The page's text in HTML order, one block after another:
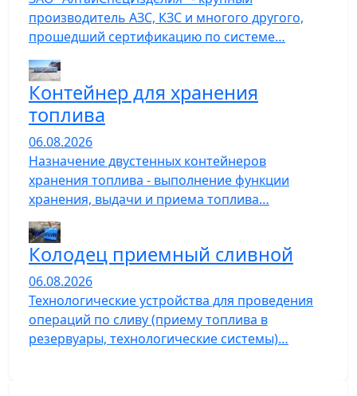
производитель АЗС, КЗС и многого другого,
прошедший сертификацию по системе…
Контейнер для хранения
топлива
06.08.2026
Назначение двустенных контейнеров
хранения топлива - выполнение функции
хранения, выдачи и приема топлива…
Колодец приемный сливной
06.08.2026
Технологические устройства для проведения
операций по сливу (приему топлива в
резервуары, технологические системы)…